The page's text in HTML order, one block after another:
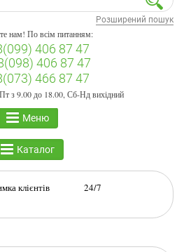
Розширений пошук
нам! По всім питанням:
406 87 47
406 87 47
466 87 47
з 9.00 до 18.00, Сб-Нд вихідний
Меню
Каталог
клієнтів 24/7